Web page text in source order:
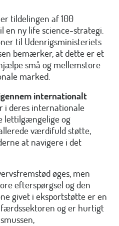
tildelingen af 100
en ny life science-strategi.
til Udenrigsministeriets
bemærker, at dette er et
små og mellemstore
marked.
internationalt
i deres internationale
lettilgængelige og
værdifuld støtte,
at navigere i det
øges, men
efterspørgsel og den
givet i eksportstøtte er en
og er hurtigt